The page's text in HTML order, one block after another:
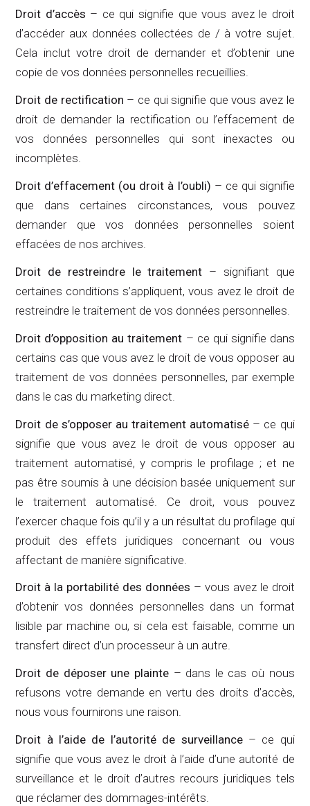
Droit d’accès – ce qui signifie que vous avez le droit
d’accéder aux données collectées de / à votre sujet.
Cela inclut votre droit de demander et d’obtenir une
copie de vos données personnelles recueillies.
Droit de rectification – ce qui signifie que vous avez le
droit de demander la rectification ou l’effacement de
vos données personnelles qui sont inexactes ou
incomplètes.
Droit d’effacement (ou droit à l’oubli) – ce qui signifie
que dans certaines circonstances, vous pouvez
demander que vos données personnelles soient
effacées de nos archives.
Droit de restreindre le traitement – signifiant que
certaines conditions s’appliquent, vous avez le droit de
restreindre le traitement de vos données personnelles.
Droit d’opposition au traitement – ce qui signifie dans
certains cas que vous avez le droit de vous opposer au
traitement de vos données personnelles, par exemple
dans le cas du marketing direct.
Droit de s’opposer au traitement automatisé – ce qui
signifie que vous avez le droit de vous opposer au
traitement automatisé, y compris le profilage ; et ne
pas être soumis à une décision basée uniquement sur
le traitement automatisé. Ce droit, vous pouvez
l’exercer chaque fois qu’il y a un résultat du profilage qui
produit des effets juridiques concernant ou vous
affectant de manière significative.
Droit à la portabilité des données – vous avez le droit
d’obtenir vos données personnelles dans un format
lisible par machine ou, si cela est faisable, comme un
transfert direct d’un processeur à un autre.
Droit de déposer une plainte– dans le cas où nous
refusons votre demande en vertu des droits d’accès,
nous vous fournirons une raison.
Droit à l’aide de l’autorité de surveillance– ce qui
signifie que vous avez le droit à l’aide d’une autorité de
surveillance et le droit d’autres recours juridiques tels
que réclamer des dommages-intérêts.